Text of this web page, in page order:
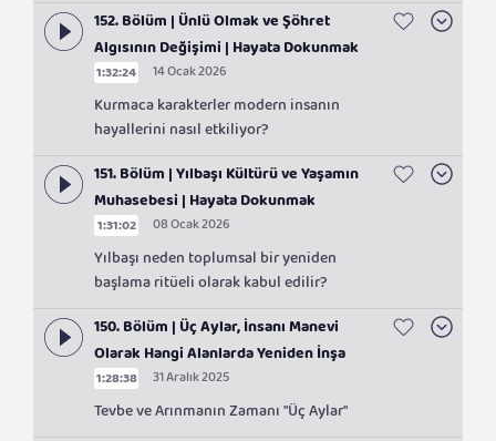
152. Bölüm | Ünlü Olmak ve Şöhret
Algısının Değişimi | Hayata Dokunmak
1:32:24 14 Ocak 2026
Kurmaca karakterler modern insanın
hayallerini nasıl etkiliyor?
151. Bölüm | Yılbaşı Kültürü ve Yaşamın
Muhasebesi | Hayata Dokunmak
1:31:02 08 Ocak 2026
Yılbaşı neden toplumsal bir yeniden
başlama ritüeli olarak kabul edilir?
150. Bölüm | Üç Aylar, İnsanı Manevi
Olarak Hangi Alanlarda Yeniden İnşa
Eder? | Hayata Dokunmak
1:28:38 31 Aralık 2025
Tevbe ve Arınmanın Zamanı "Üç Aylar"